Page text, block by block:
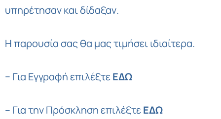
υπηρέτησαν και δίδαξαν.
Η παρουσία σας θα μας τιμήσει ιδιαίτερα.
− Για Εγγραφή επιλέξτεΕΔΩ
– Για την Πρόσκληση επιλέξτεΕΔΩ